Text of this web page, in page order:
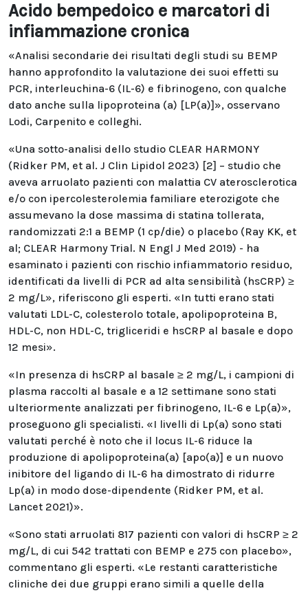
Acido bempedoico e marcatori di
infiammazione cronica
«Analisi secondarie dei risultati degli studi su BEMP
hanno approfondito la valutazione dei suoi effetti su
PCR, interleuchina-6 (IL-6) e fibrinogeno, con qualche
dato anche sulla lipoproteina (a) [LP(a)]», osservano
Lodi, Carpenito e colleghi.
«Una sotto-analisi dello studio CLEAR HARMONY
(Ridker PM, et al. J Clin Lipidol 2023) [2] – studio che
aveva arruolato pazienti con malattia CV aterosclerotica
e/o con ipercolesterolemia familiare eterozigote che
assumevano la dose massima di statina tollerata,
randomizzati 2:1 a BEMP (1 cp/die) o placebo (Ray KK, et
al; CLEAR Harmony Trial. N Engl J Med 2019) - ha
esaminato i pazienti con rischio infiammatorio residuo,
identificati da livelli di PCR ad alta sensibilità (hsCRP) ≥
2 mg/L», riferiscono gli esperti. «In tutti erano stati
valutati LDL-C, colesterolo totale, apolipoproteina B,
HDL-C, non HDL-C, trigliceridi e hsCRP al basale e dopo
12 mesi».
«In presenza di hsCRP al basale ≥ 2 mg/L, i campioni di
plasma raccolti al basale e a 12 settimane sono stati
ulteriormente analizzati per fibrinogeno, IL-6 e Lp(a)»,
proseguono gli specialisti. «I livelli di Lp(a) sono stati
valutati perché è noto che il locus IL-6 riduce la
produzione di apolipoproteina(a) [apo(a)] e un nuovo
inibitore del ligando di IL-6 ha dimostrato di ridurre
Lp(a) in modo dose-dipendente (Ridker PM, et al.
Lancet 2021)».
«Sono stati arruolati 817 pazienti con valori di hsCRP ≥ 2
mg/L, di cui 542 trattati con BEMP e 275 con placebo»,
commentano gli esperti. «Le restanti caratteristiche
cliniche dei due gruppi erano simili a quelle della